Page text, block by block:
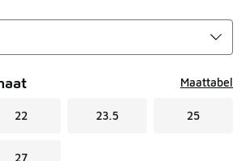
Maattabel
22 23.5 25
27